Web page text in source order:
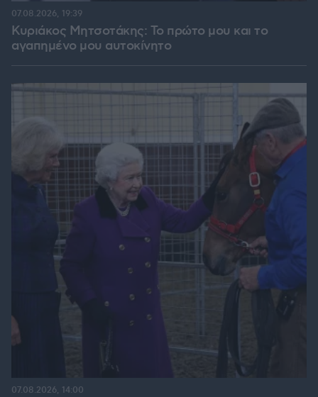
Κυριάκος Μητσοτάκης: Το πρώτο μου και το
αγαπημένο μου αυτοκίνητο
07.08.2026, 19:39
07.08.2026, 14:00